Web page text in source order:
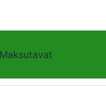
Maksutavat